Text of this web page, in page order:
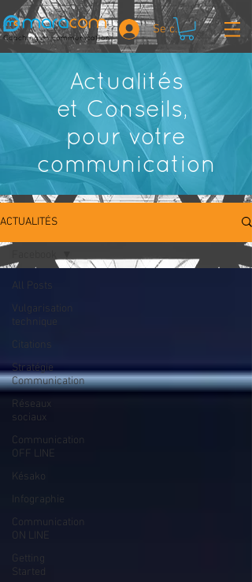
Coaching en communication
Se connecter
Actualités
et Conseils,
pour votre
communication
ACTUALITÉS
All Posts
Vulgarisation
technique
Citations
Stratégie
Communication
Réseaux
sociaux
Communication
OFF LINE
Késako
Infographie
Communication
ON LINE
Getting
Started